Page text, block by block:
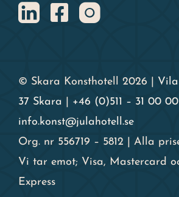
© Skara Konsthotell 2026 |
37 Skara
+46 (0)511 – 31 00 00
info.konst@julahotell.se
Org. nr 556719 – 5812 | Alla
Vi tar emot; Visa, Mastercard
Express